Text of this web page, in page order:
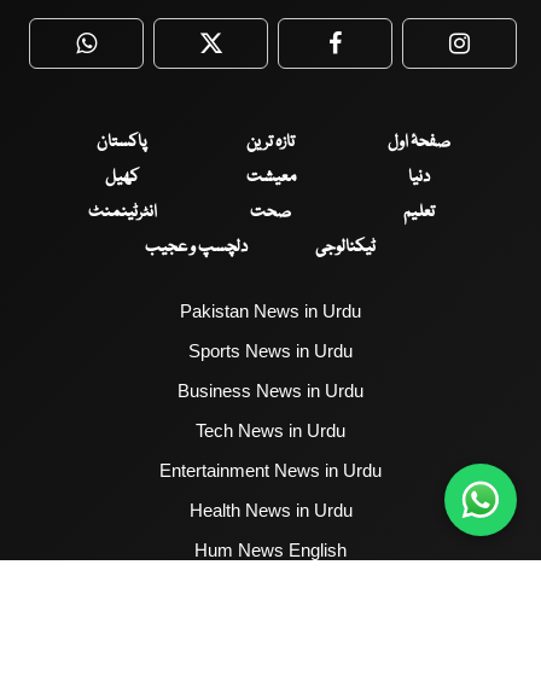
WhatsApp Twitter Facebook
صفحۂ اول تازہ ترین
پاکستان
دنیا
معیشت
کھیل
تعلیم
صحت
انٹرٹینمنٹ
ٹیکنالوجی
دلچسپ و عجیب
Pakistan News in Urdu
Sports News in Urdu
Business News in Urdu
Tech News in Urdu
Entertainment News in Urdu
Health News in Urdu
Hum News English